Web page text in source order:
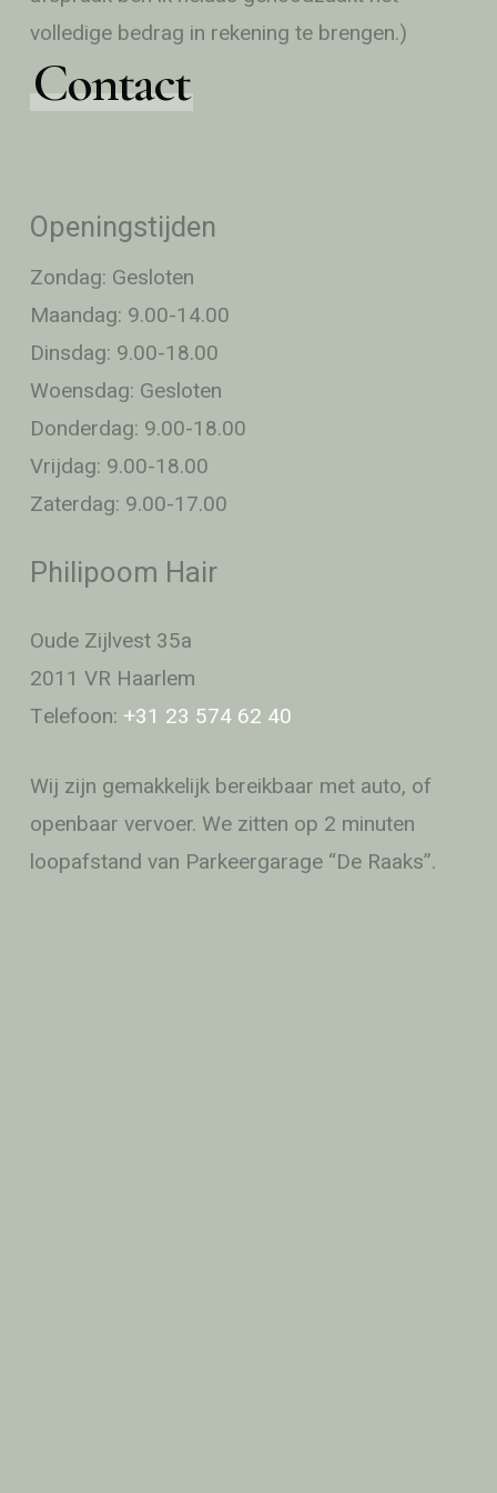
volledige bedrag in rekening te brengen.)
Contact
Openingstijden
Zondag: Gesloten
Maandag: 9.00-14.00
Dinsdag: 9.00-18.00
Woensdag: Gesloten
Donderdag: 9.00-18.00
Vrijdag: 9.00-18.00
Zaterdag: 9.00-17.00
Philipoom Hair
Oude Zijlvest 35a
2011 VR Haarlem
Telefoon: +31 23 574 62 40
Wij zijn gemakkelijk bereikbaar met auto, of
openbaar vervoer. We zitten op 2 minuten
loopafstand van Parkeergarage “De Raaks”.